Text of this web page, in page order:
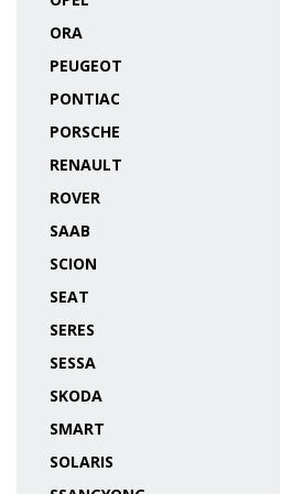
ORA
PEUGEOT
PONTIAC
PORSCHE
RENAULT
ROVER
SAAB
SCION
SEAT
SERES
SESSA
SKODA
SMART
SOLARIS